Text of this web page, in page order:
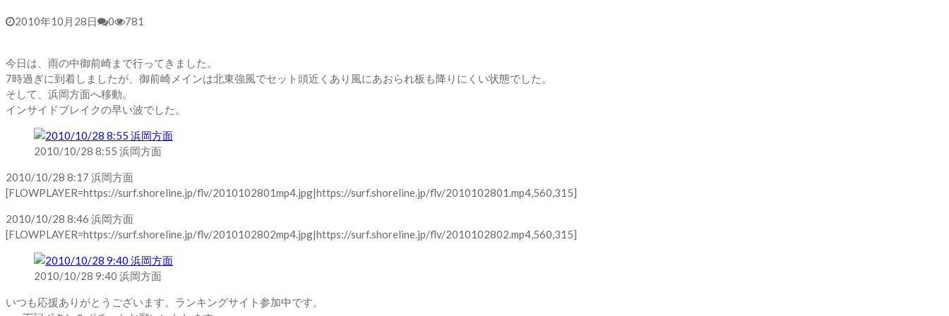
2010年10月28日 0 781
今日は、雨の中御前崎まで行ってきました。
7時過ぎに到着しましたが、御前崎メインは北東強風でセット頭近くあり風にあおられ板も降りにくい状態でした。
そして、浜岡方面へ移動。
インサイドブレイクの早い波でした。
2010/10/28 8:55 浜岡方面
2010/10/28 8:17 浜岡方面
[FLOWPLAYER=https://surf.shoreline.jp/flv/2010102801mp4.jpg|https://surf.shoreline.jp/flv/2010102801.mp4,560,315]
2010/10/28 8:46 浜岡方面
[FLOWPLAYER=https://surf.shoreline.jp/flv/2010102802mp4.jpg|https://surf.shoreline.jp/flv/2010102802.mp4,560,315]
2010/10/28 9:40 浜岡方面
いつも応援ありがとうございます。ランキングサイト参加中です。